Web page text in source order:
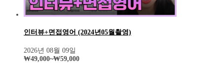
인터뷰+면접영어 (2024년05월촬영)
2026년 08월 09일
₩49,000~₩59,000